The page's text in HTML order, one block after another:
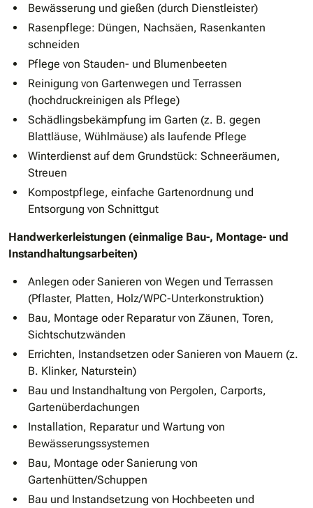
Bewässerung und gießen (durch Dienstleister)
Rasenpflege: Düngen, Nachsäen, Rasenkanten
schneiden
Pflege von Stauden- und Blumenbeeten
Reinigung von Gartenwegen und Terrassen
(hochdruckreinigen als Pflege)
Schädlingsbekämpfung im Garten (z. B. gegen
Blattläuse, Wühlmäuse) als laufende Pflege
Winterdienst auf dem Grundstück: Schneeräumen,
Streuen
Kompostpflege, einfache Gartenordnung und
Entsorgung von Schnittgut
Handwerkerleistungen (einmalige Bau-, Montage- und
Instandhaltungsarbeiten)
Anlegen oder Sanieren von Wegen und Terrassen
(Pflaster, Platten, Holz/WPC-Unterkonstruktion)
Bau, Montage oder Reparatur von Zäunen, Toren,
Sichtschutzwänden
Errichten, Instandsetzen oder Sanieren von Mauern (z.
B. Klinker, Naturstein)
Bau und Instandhaltung von Pergolen, Carports,
Gartenüberdachungen
Installation, Reparatur und Wartung von
Bewässerungssystemen
Bau, Montage oder Sanierung von
Gartenhütten/Schuppen
Bau und Instandsetzung von Hochbeeten und